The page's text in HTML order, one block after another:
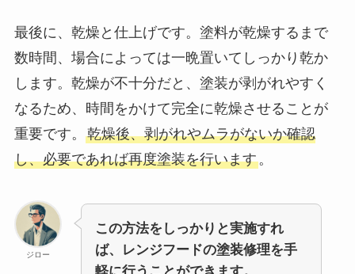
最後に、乾燥と仕上げです。塗料が乾燥するまで
数時間、場合によっては一晩置いてしっかり乾か
します。乾燥が不十分だと、塗装が剥がれやすく
なるため、時間をかけて完全に乾燥させることが
重要です。 乾燥後、剥がれやムラがないか確認
し、必要であれば再度塗装を行います。
ジロー
この方法をしっかりと実施すれ
ば、レンジフードの塗装修理を手